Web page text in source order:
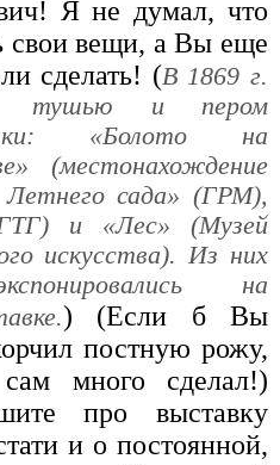
Я не думал, что
свои вещи, а Вы еще
сделать! (В 1869 г.
тушью и пером
«Болото на
(местонахождение
Летнего сада» (ГРМ),
и «Лес» (Музей
искусства). Из них
на
) (Если б Вы
постную рожу,
много сделал!)
про выставку
и о постоянной,